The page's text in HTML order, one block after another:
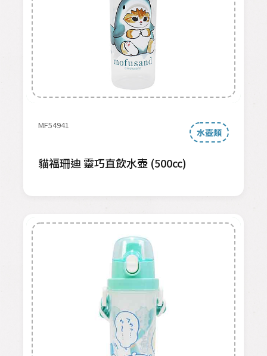
MF54941
水壺類
貓福珊迪 靈巧直飲水壺 (500cc)